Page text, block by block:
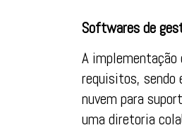
Softwares de
A
requisitos, sendo
nuvem para
uma diretoria